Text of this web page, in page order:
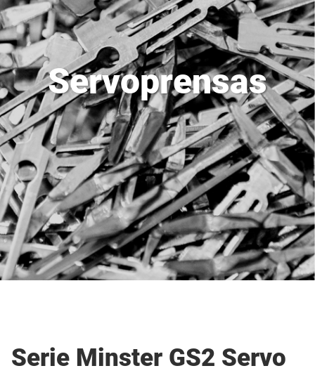
Servoprensas
Serie Minster GS2 Servo